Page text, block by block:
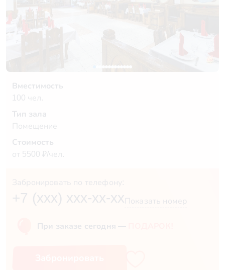
Вместимость
100 чел.
Тип зала
Помещение
Стоимость
от 5500 ₽/чел.
Забронировать по телефону:
+7 (xxx) xxx-xx-xx Показать номер
При заказе сегодня —